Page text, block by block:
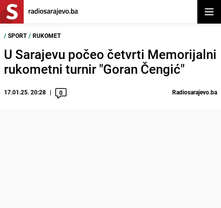
/ SPORT / RUKOMET
U Sarajevu počeo četvrti Memorijalni
rukometni turnir "Goran Čengić"
17.01.25. 20:28 0 Radiosarajevo.ba